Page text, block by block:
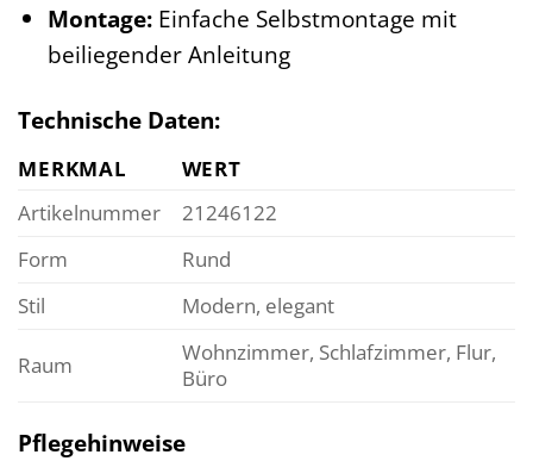
Montage:Einfache Selbstmontage mit
beiliegender Anleitung
Technische Daten:
MERKMAL
WERT
Artikelnummer
21246122
Form
Rund
Stil
Modern, elegant
Raum
Wohnzimmer, Schlafzimmer, Flur,
Büro
Pflegehinweise